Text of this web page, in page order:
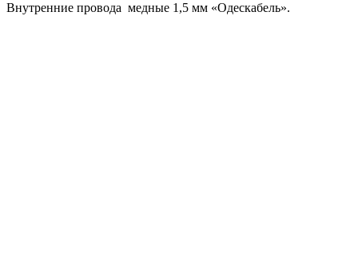
Внутренние провода медные 1,5 мм «Одескабель».